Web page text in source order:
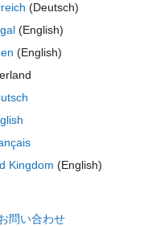
テーマ
(Deutsch)
(English)
(English)
Kingdom (English)
問い合わせ